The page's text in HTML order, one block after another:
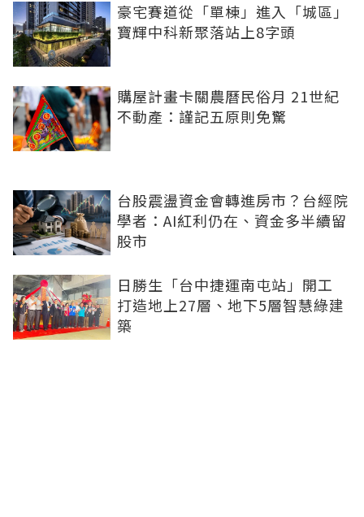
豪宅賽道從「單棟」進入「城區」
寶輝中科新聚落站上8字頭
購屋計畫卡關農曆民俗月 21世紀
不動產：謹記五原則免驚
台股震盪資金會轉進房市？台經院
學者：AI紅利仍在、資金多半續留
股市
日勝生「台中捷運南屯站」開工
打造地上27層、地下5層智慧綠建
築